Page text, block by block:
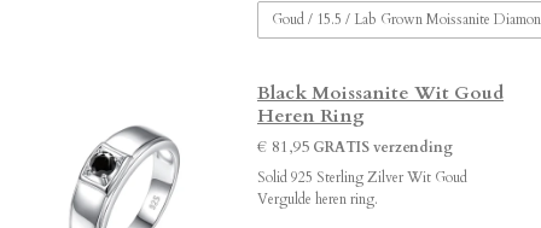
Black Moissanite Wit Goud
Heren Ring
€ 81,95 GRATIS verzending
Solid 925 Sterling Zilver Wit Goud
Vergulde heren ring.